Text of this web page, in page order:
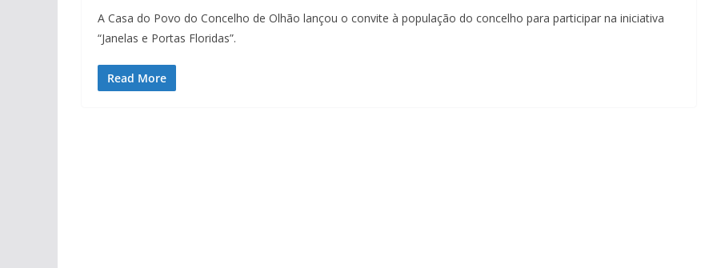
A Casa do Povo do Concelho de Olhão lançou o convite à população do concelho para participar na iniciativa
“Janelas e Portas Floridas”.
Read More